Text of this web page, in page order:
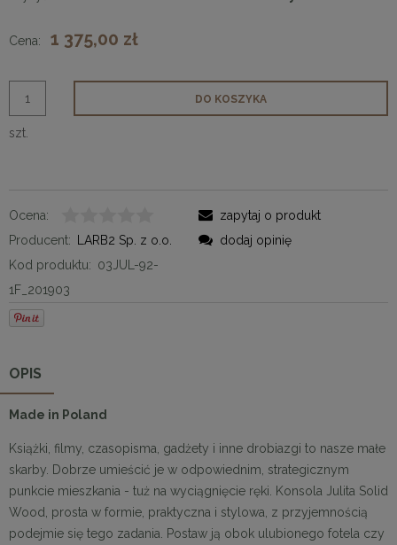
Cena: 1 375,00 zł
szt.
DO KOSZYKA
Ocena:
Producent:
LARB2 Sp. z o.o.
Kod produktu: 03JUL-92-
1F_201903
zapytaj o produkt
dodaj opinię
OPIS
Made in Poland
Książki, filmy, czasopisma, gadżety i inne drobiazgi to nasze małe
skarby. Dobrze umieścić je w odpowiednim, strategicznym
punkcie mieszkania - tuż na wyciągnięcie ręki. Konsola Julita Solid
Wood, prosta w formie, praktyczna i stylowa, z przyjemnością
podejmie się tego zadania. Postaw ją obok ulubionego fotela czy